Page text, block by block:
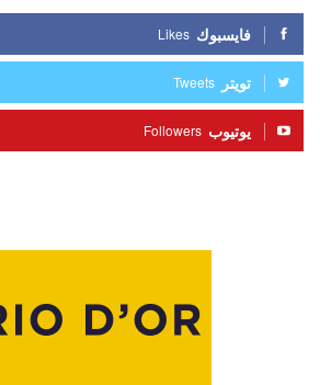
فايسبوك Likes
تويتر Tweets
يوتيوب Followers